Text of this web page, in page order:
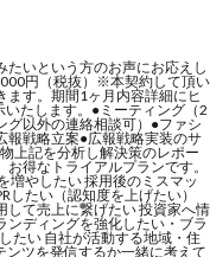
たいという方のお声にお応えし
円（税抜）※本契約して頂い
す。期間1ヶ月内容詳細にヒ
たします。●ミーティング（2
グ以外の連絡相談可）●ファシ
報戦略立案●広報戦略実装のサ
上記を分析し解決策のレポー
得なトライアルプランです。
増やしたい 採用後のミスマッ
したい（認知度を上げたい）
して売上に繋げたい 投資家へ情
ンディングを強化したい・ブラ
たい 自社が活動する地域・住
ンツを発信するか一緒に考えて